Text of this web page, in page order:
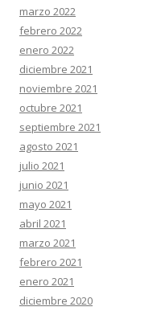
marzo 2022
febrero 2022
enero 2022
diciembre 2021
noviembre 2021
octubre 2021
septiembre 2021
agosto 2021
julio 2021
junio 2021
mayo 2021
abril 2021
marzo 2021
febrero 2021
enero 2021
diciembre 2020